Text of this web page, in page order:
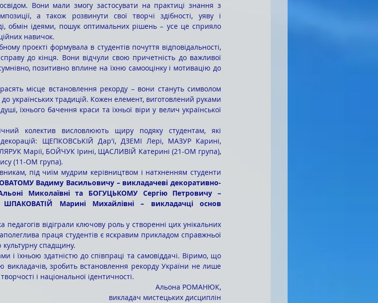
Вони мали змогу застосувати на практиці знання з
а також розвинути свої творчі здібності, уяву і
обмін ідеями, пошук оптимальних рішень – усе це сприяло
навичок.
до кінця. Вони відчули свою причетність до важливої
позитивно вплине на їхню самооцінку і мотивацію до
до українських традицій. Кожен елемент, виготовлений руками
їхнього бачення краси та їхньої віри у велич української
ЩЕПКОВСЬКІЙ Дар'ї, ДЗЕМІ Лері, МАЗУР Карині,
Марії, БОЙЧУК Ірині, ЩАСЛИВІЙ Катерині (21-ОМ група),
(11-ОМ група).
Вадиму Васильовичу – викладачеві декоративно-
Миколаївні та БОГУЦЬКОМУ Сергію Петровичу –
Марині Михайлівні – викладачці основ
праця студентів є яскравим прикладом справжньої
культурну спадщину.
викладачів, зробить встановлення рекорду України не лише
і національної ідентичності.
Альона РОМАНЮК,
викладач мистецьких дисциплін